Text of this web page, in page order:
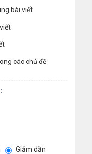
bài viết
các chủ đề
Giảm dần